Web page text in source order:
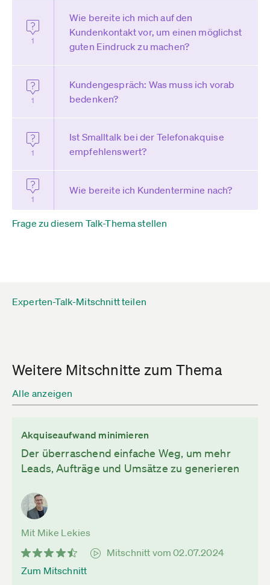
1
Wie bereite ich mich auf den
Kundenkontakt vor, um einen möglichst
guten Eindruck zu machen?
1
Kundengespräch: Was muss ich vorab
bedenken?
1
Ist Smalltalk bei der Telefonakquise
empfehlenswert?
1
Wie bereite ich Kundentermine nach?
Frage zu diesem Talk-Thema stellen
Experten-Talk-Mitschnitt teilen
Weitere Mitschnitte zum Thema
Alle anzeigen
Akquiseaufwand minimieren
Der überraschend einfache Weg, um mehr
Leads, Aufträge und Umsätze zu generieren
Mit Mike Lekies
Mitschnitt vom 02.07.2024
Zum Mitschnitt